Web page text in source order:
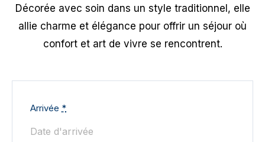
Décorée avec soin dans un style traditionnel, elle
allie charme et élégance pour offrir un séjour où
confort et art de vivre se rencontrent.
Arrivée *